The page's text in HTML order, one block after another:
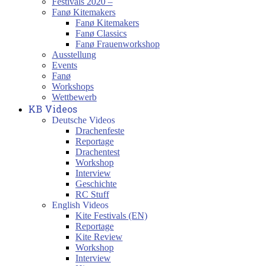
Fanø Kitemakers
Fanø Kitemakers
Fanø Classics
Fanø Frauenworkshop
Ausstellung
Events
Fanø
Workshops
Wettbewerb
KB Videos
Deutsche Videos
Drachenfeste
Reportage
Drachentest
Workshop
Interview
Geschichte
RC Stuff
English Videos
Kite Festivals (EN)
Reportage
Kite Review
Workshop
Interview